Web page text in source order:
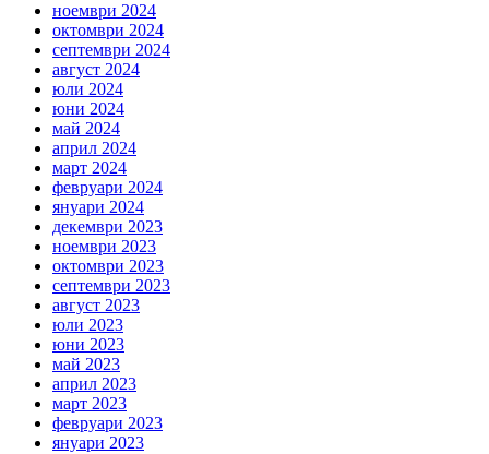
ноември 2024
октомври 2024
септември 2024
август 2024
юли 2024
юни 2024
май 2024
април 2024
март 2024
февруари 2024
януари 2024
декември 2023
ноември 2023
октомври 2023
септември 2023
август 2023
юли 2023
юни 2023
май 2023
април 2023
март 2023
февруари 2023
януари 2023